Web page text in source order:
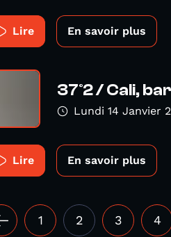
Lire En savoir plus
37°2 / Cali,
Lundi 14 Janvier
Lire En savoir plus
1 2 3 4